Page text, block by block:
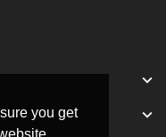
you get